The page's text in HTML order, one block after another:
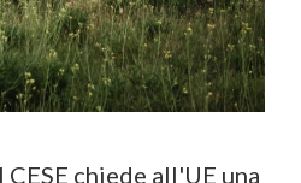
chiede all'UE una